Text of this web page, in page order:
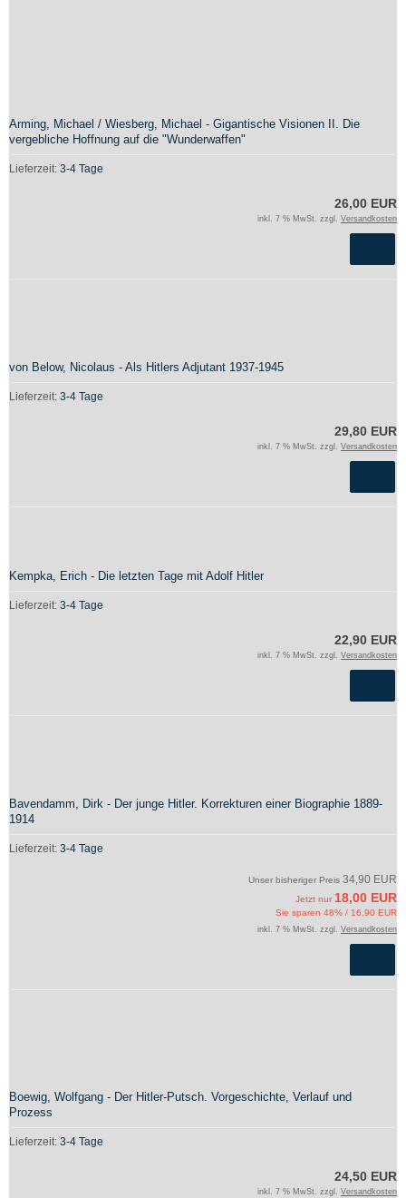
Arming, Michael / Wiesberg, Michael - Gigantische Visionen II. Die
vergebliche Hoffnung auf die "Wunderwaffen"
Lieferzeit: 3-4 Tage
26,00 EUR
inkl. 7 % MwSt. zzgl. Versandkosten
von Below, Nicolaus - Als Hitlers Adjutant 1937-1945
Lieferzeit: 3-4 Tage
29,80 EUR
inkl. 7 % MwSt. zzgl. Versandkosten
Kempka, Erich - Die letzten Tage mit Adolf Hitler
Lieferzeit: 3-4 Tage
22,90 EUR
inkl. 7 % MwSt. zzgl. Versandkosten
Bavendamm, Dirk - Der junge Hitler. Korrekturen einer Biographie 1889-
1914
Lieferzeit: 3-4 Tage
Unser bisheriger Preis 34,90 EUR
Jetzt nur 18,00 EUR
Sie sparen 48% / 16,90 EUR
inkl. 7 % MwSt. zzgl. Versandkosten
Boewig, Wolfgang - Der Hitler-Putsch. Vorgeschichte, Verlauf und
Prozess
Lieferzeit: 3-4 Tage
24,50 EUR
inkl. 7 % MwSt. zzgl. Versandkosten